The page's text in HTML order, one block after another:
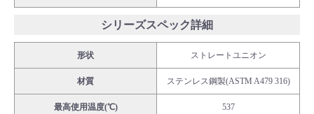
Corporate Blog
採用情報
シリーズスペック詳細
形状 ストレートユニオン
材質 ステンレス鋼製(ASTM A479 316)
最高使用温度(℃) 537